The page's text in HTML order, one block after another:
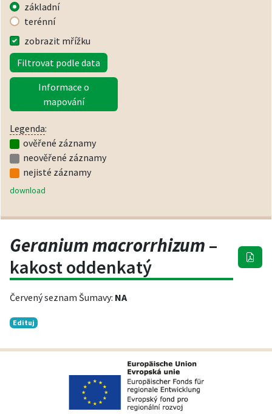
základní
terénní
zobrazit mřížku
Filtrovat podle data
Informace o
mapování
Legenda:
ověřené záznamy
neověřené záznamy
nejisté záznamy
download
Geranium macrorrhizum –
kakost oddenkatý
Červený seznam Šumavy: NA
Edituj